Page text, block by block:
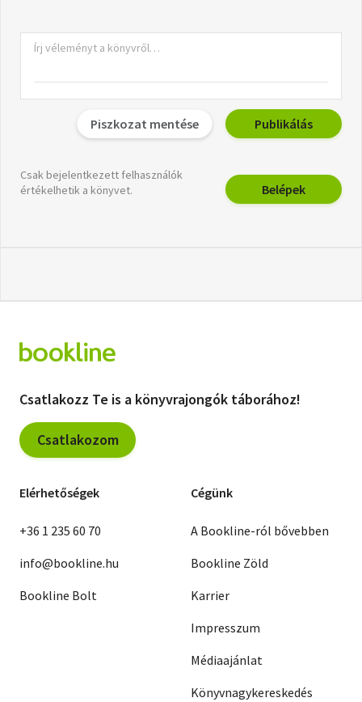
Piszkozat mentése Publikálás
Csak bejelentkezett felhasználók
értékelhetik a könyvet.
Belépek
Csatlakozz Te is a könyvrajongók táborához!
Csatlakozom
Elérhetőségek
+36 1 235 60 70
info@bookline.hu
Bookline Bolt
Cégünk
A Bookline-ról bővebben
Bookline Zöld
Karrier
Impresszum
Médiaajánlat
Könyvnagykereskedés